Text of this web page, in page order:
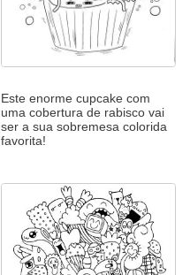
Este enorme cupcake com
uma cobertura de rabisco vai
ser a sua sobremesa colorida
favorita!